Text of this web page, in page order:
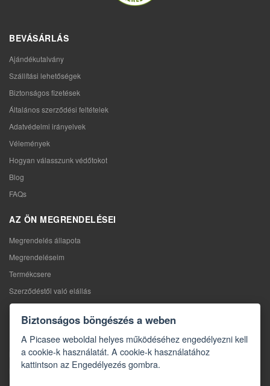
BEVÁSÁRLÁS
Ajándékutalvány
Szállítási lehetőségek
Biztonságos fizetések
Általános szerződési feltételek
Adatvédelmi irányelvek
Vélemények
Hogyan válasszunk védőtokot
Blog
FAQs
AZ ÖN MEGRENDELÉSEI
Megrendelés állapota
Megrendeléseim
Termékcsere
Szerződéstől való elállás
Reklamáció
Kapcsolat
Kapcsolatfelvételi űrlap
Biztonságos böngészés a weben
A Picasee weboldal helyes működéséhez engedélyezni kell
a cookie-k használatát. A cookie-k használatához
kattintson az Engedélyezés gombra.